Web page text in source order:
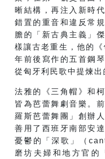
晰結構，再注入新時
錯置的重音和違反常
膽的「新古典主義」
樣讓古老重生，他的
年前後寫作的五首鋼
從匈牙利民歌中提煉出
法雅的《三角帽》和
皆為芭蕾舞劇音樂。
羅斯芭蕾舞團」創辦
善用了西班牙南部安
憂鬱的「深歌」（
磨坊夫婦和地方官的